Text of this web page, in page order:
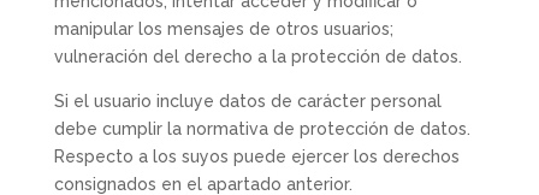
manipular los mensajes de otros usuarios;
vulneración del derecho a la protección de datos.
Si el usuario incluye datos de carácter personal
debe cumplir la normativa de protección de datos.
Respecto a los suyos puede ejercer los derechos
consignados en el apartado anterior.